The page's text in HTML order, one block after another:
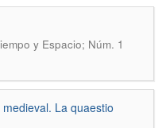
y Espacio; Núm. 1
La quaestio